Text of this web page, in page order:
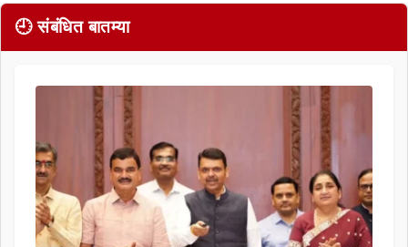
🕘 संबंधित बातम्या